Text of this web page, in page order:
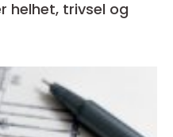
helhet, trivsel og